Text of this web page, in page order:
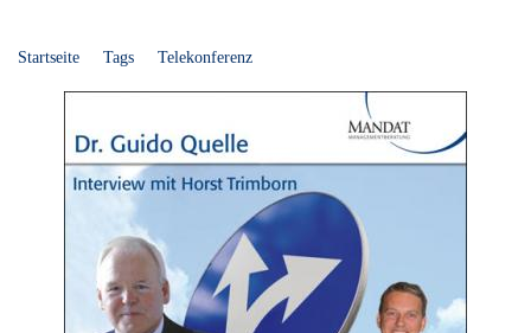
Startseite Tags Telekonferenz